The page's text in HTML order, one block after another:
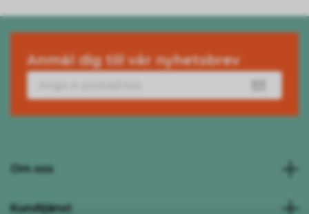
Anmäl dig till vår nyhetsbrev
Om oss
Kundtjänst